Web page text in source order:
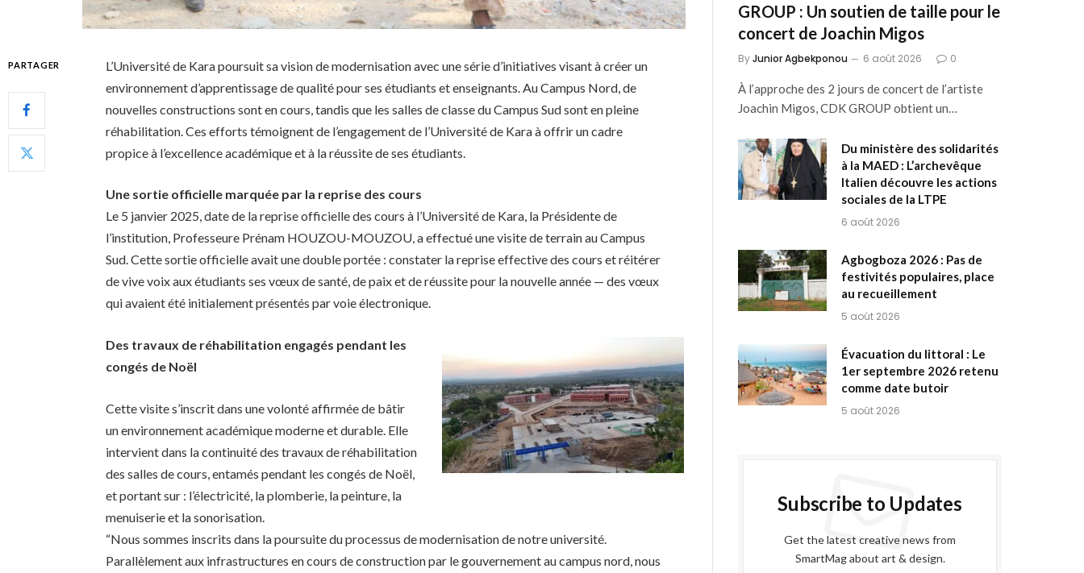
PARTAGER
L’Université de Kara poursuit sa vision de modernisation avec une série d’initiatives visant à créer un
environnement d’apprentissage de qualité pour ses étudiants et enseignants. Au Campus Nord, de
nouvelles constructions sont en cours, tandis que les salles de classe du Campus Sud sont en pleine
réhabilitation. Ces efforts témoignent de l’engagement de l’Université de Kara à offrir un cadre
propice à l’excellence académique et à la réussite de ses étudiants.
Une sortie officielle marquée par la reprise des cours
Le 5 janvier 2025, date de la reprise officielle des cours à l’Université de Kara, la Présidente de
l’institution, Professeure Prénam HOUZOU-MOUZOU, a effectué une visite de terrain au Campus
Sud. Cette sortie officielle avait une double portée : constater la reprise effective des cours et réitérer
de vive voix aux étudiants ses vœux de santé, de paix et de réussite pour la nouvelle année — des vœux
qui avaient été initialement présentés par voie électronique.
Des travaux de réhabilitation engagés pendant les
congés de Noël
Cette visite s’inscrit dans une volonté affirmée de bâtir
un environnement académique moderne et durable. Elle
intervient dans la continuité des travaux de réhabilitation
des salles de cours, entamés pendant les congés de Noël,
et portant sur : l’électricité, la plomberie, la peinture, la
menuiserie et la sonorisation.
“Nous sommes inscrits dans la poursuite du processus de modernisation de notre université.
Parallèlement aux infrastructures en cours de construction par le gouvernement au campus nord, nous
GROUP : Un soutien de taille pour le
concert de Joachin Migos
ByJunior Agbekponou 6 août 2026 0
À l’approche des 2 jours de concert de l’artiste
Joachin Migos, CDK GROUP obtient un…
Du ministère des solidarités
à la MAED : L’archevêque
Italien découvre les actions
sociales de la LTPE
6 août 2026
Agbogboza 2026 : Pas de
festivités populaires, place
au recueillement
5 août 2026
Évacuation du littoral : Le
1er septembre 2026 retenu
comme date butoir
5 août 2026
Subscribe to Updates
Get the latest creative news from
SmartMag about art & design.